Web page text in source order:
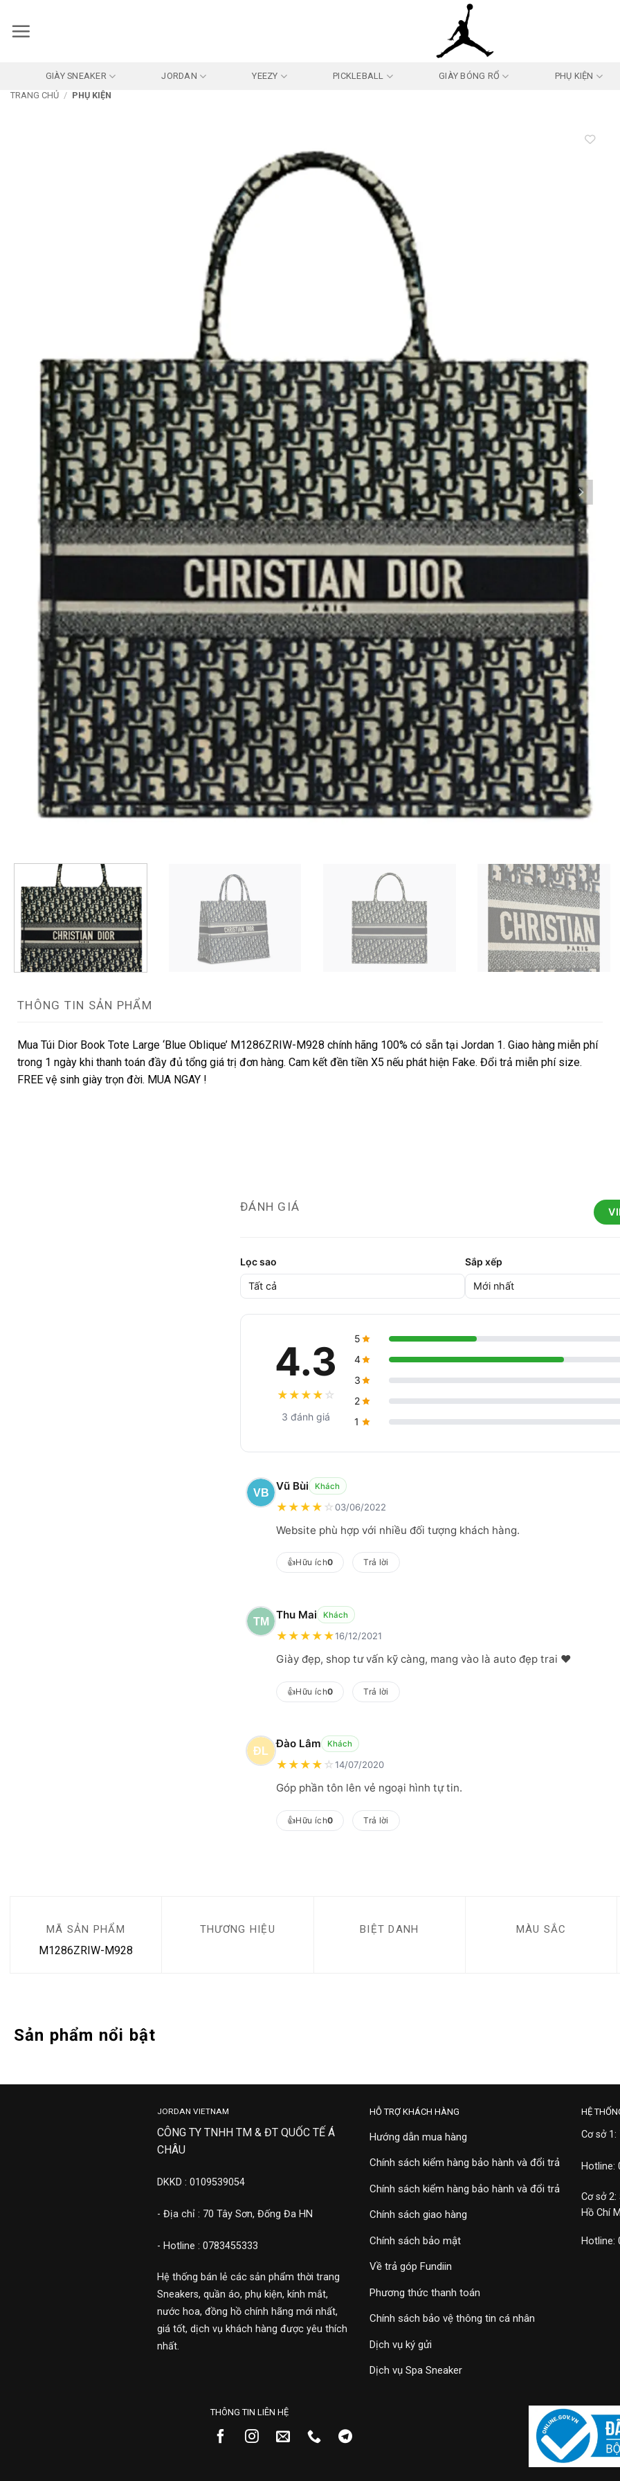
qua
GIÀY SNEAKER JORDAN YEEZY PICKLEBALL GIÀY BÓNG RỔ PHỤ KIỆN
TRANG CHỦ / PHỤ KIỆN
THÔNG TIN SẢN PHẨM
Mua Túi Dior Book Tote Large ‘Blue Oblique’ M1286ZRIW-M928 chính hãng 100% có sẵn tại Jordan 1. Giao hàng miễn phí
trong 1 ngày khi thanh toán đầy đủ tổng giá trị đơn hàng. Cam kết đền tiền X5 nếu phát hiện Fake. Đổi trả miễn phí size.
FREE vệ sinh giày trọn đời. MUA NGAY !
ĐÁNH GIÁ
Lọc sao Sắp xếp
4.3
★ ★ ★ ★ ☆
3 đánh giá
5
4
3
2
1
Vũ Bùi Khách
★ ★ ★ ★ ☆03/06/2022
Website phù hợp với nhiều đối tượng khách hàng.
👍Hữu ích0 Trả lời
Thu Mai Khách
★ ★ ★ ★ ★16/12/2021
Giày đẹp, shop tư vấn kỹ càng, mang vào là auto đẹp trai ❤️
👍Hữu ích0 Trả lời
Đào Lâm Khách
★ ★ ★ ★ ☆14/07/2020
Góp phần tôn lên vẻ ngoại hình tự tin.
👍Hữu ích0 Trả lời
MÃ SẢN PHẨM
M1286ZRIW-M928
THƯƠNG HIỆU BIỆT DANH MÀU SẮC
Sản phẩm nổi bật
JORDAN VIETNAM
CÔNG TY TNHH TM & ĐT QUỐC TẾ Á
CHÂU
DKKD : 0109539054
- Địa chỉ : 70 Tây Sơn, Đống Đa HN
- Hotline : 0783455333
Hệ thống bán lẻ các sản phẩm thời trang
Sneakers, quần áo, phụ kiện, kính mắt,
nước hoa, đồng hồ chính hãng mới nhất,
giá tốt, dịch vụ khách hàng được yêu thích
nhất.
HỖ TRỢ KHÁCH HÀNG
Hướng dẫn mua hàng
Chính sách kiểm hàng bảo hành và đổi trả
Chính sách kiểm hàng bảo hành và đổi trả
Chính sách giao hàng
Chính sách bảo mật
Về trả góp Fundiin
Phương thức thanh toán
Chính sách bảo vệ thông tin cá nhân
Dịch vụ ký gửi
Dịch vụ Spa Sneaker
HỆ
Cơ sở
Hotline:
Cơ sở
Hồ Chí
Hotline:
THÔNG TIN LIÊN HỆ